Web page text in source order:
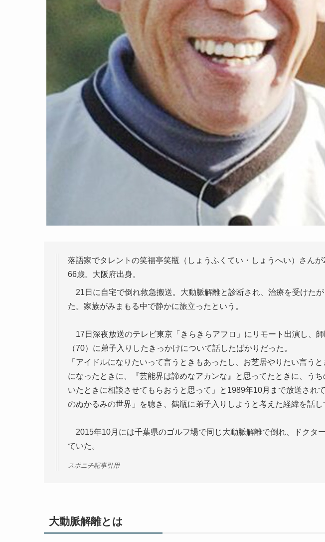
落語家でタレントの笑福亭笑瓶（しょうふくてい・しょうへい）さんが
66歳。大阪府出身。
21日に自宅で倒れ救急搬送。大動脈解離と診断され、治療を受けた
た。家族がみまもる中で静かに旅立ったという。
17日深夜放送のテレビ東京「きらきらアフロ」にリモート出演し、
（70）に弟子入りしたきっかけについて話したばかりだった。
「アイドルになりたいって言うときもあったし、お芝居やりたい言う
になったときに、『芸能界は諦めなアカンな』と思ってたときに、う
いたときに相談させてもらおうと思って」と1989年10月まで放送され
のぬかるみの世界」を聴き、鶴瓶に弟子入りしようと考えた経緯を話し
2015年10月には千葉県のゴルフ場で同じ大動脈解離で倒れ、ドクタ
ていた。
スポニチ記事引用
大動脈解離とは